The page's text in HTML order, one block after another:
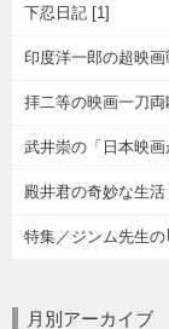
下忍日記 [1]
印度洋一郎の超映画
拝二等の映画一刀両
武井崇の「日本映
殿井君の奇妙な生活
特集／ジンム先生
月別アーカイブ